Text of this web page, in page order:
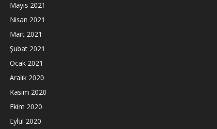
Mayıs 2021
Nisan 2021
Mart 2021
Şubat 2021
Ocak 2021
Aralık 2020
Kasım 2020
Ekim 2020
Eylül 2020